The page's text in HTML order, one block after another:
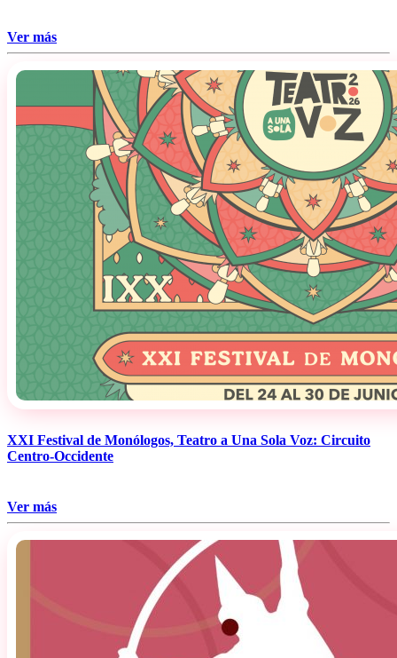
Ver más
XXI Festival de Monólogos, Teatro a Una Sola Voz: Circuito
Centro-Occidente
Ver más